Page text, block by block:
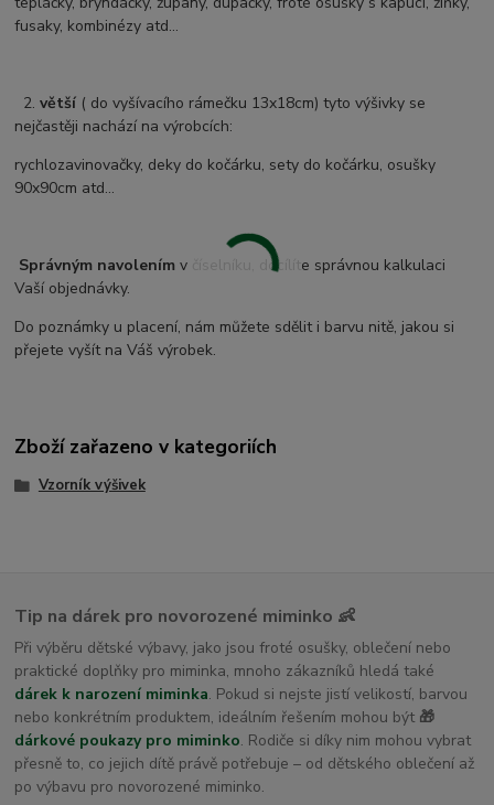
fusaky, kombinézy atd...
2.větší ( do vyšívacího rámečku 13x18cm) tyto výšivky se
nejčastěji nachází na výrobcích:
rychlozavinovačky, deky do kočárku, sety do kočárku, osušky
90x90cm atd...
Správným navolením v číselníku, docílíte správnou kalkulaci
Vaší objednávky.
Do poznámky u placení, nám můžete sdělit i barvu nitě, jakou si
přejete vyšít na Váš výrobek.
Zboží zařazeno v kategoriích
Vzorník výšivek
Tip na dárek pro novorozené miminko 👶
Při výběru dětské výbavy, jako jsou froté osušky, oblečení nebo
praktické doplňky pro miminka, mnoho zákazníků hledá také
dárek k narození miminka. Pokud si nejste jistí velikostí, barvou
nebo konkrétním produktem, ideálním řešením mohou být 🎁
dárkové poukazy pro miminko. Rodiče si díky nim mohou vybrat
přesně to, co jejich dítě právě potřebuje – od dětského oblečení až
po výbavu pro novorozené miminko.